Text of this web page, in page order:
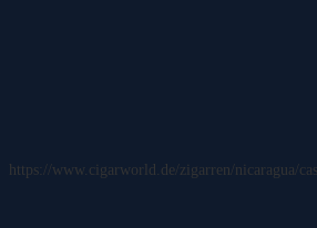
https://www.cigarworld.de/zigarren/nicaragua/